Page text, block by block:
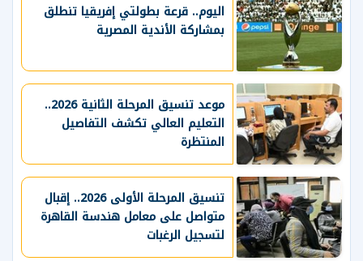
اليوم.. قرعة بطولتي إفريقيا تنطلق
بمشاركة الأندية المصرية
موعد تنسيق المرحلة الثانية 2026..
التعليم العالي تكشف التفاصيل
المنتظرة
تنسيق المرحلة الأولى 2026.. إقبال
متواصل على معامل هندسة القاهرة
لتسجيل الرغبات